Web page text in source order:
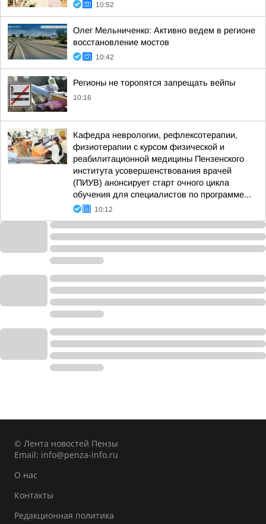
10:52
Олег Мельниченко: Активно ведем в регионе
восстановление мостов
10:42
Регионы не торопятся запрещать вейпы
10:16
Кафедра неврологии, рефлексотерапии,
физиотерапии с курсом физической и
реабилитационной медицины Пензенского
института усовершенствования врачей
(ПИУВ) анонсирует старт очного цикла
обучения для специалистов по программе...
10:12
© Лента новостей Пензы
Email: info@penza-info.ru
О нас
Контакты
Редакционная политика